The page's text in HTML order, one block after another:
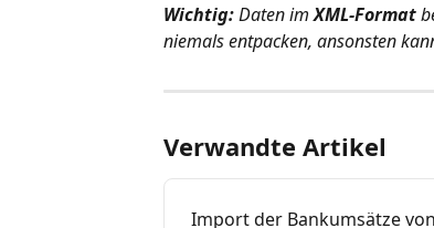
Wichtig: Daten im XML-Format
niemals entpacken, ansonsten
Verwandte Artikel
Import der Bankumsätze